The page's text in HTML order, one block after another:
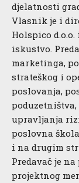
djelatnosti
Vlasnik je i
Holspico
iskustvo.
marketinga,
strateškog i
poslovanja,
upravljanja
poslovna
i na drugim
Predavač je
projektnog